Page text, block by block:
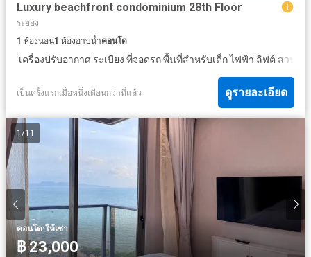
Luxury beachfront condominium 28th Floor
ระยอง
1 ห้องนอน1 ห้องอาบน้ำคอนโด
·เครื่องปรับอากาศ·ระเบียง·ที่จอดรถ·พื้นที่สำหรับเด็ก·ไฟฟ้า·ลิฟต์·สวน
เป็นครั้งแรกเมื่อหนึ่งเดือนกว่าที่แล้ว ดูรายละเอียด
1 /11
คอนโด·ให้เช่า
฿ 23,000